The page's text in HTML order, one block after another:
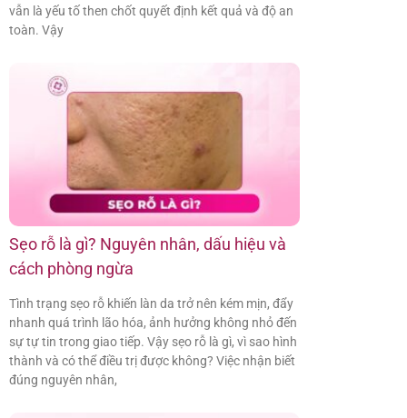
vẫn là yếu tố then chốt quyết định kết quả và độ an
toàn. Vậy
Sẹo rỗ là gì? Nguyên nhân, dấu hiệu và
cách phòng ngừa
Tình trạng sẹo rỗ khiến làn da trở nên kém mịn, đẩy
nhanh quá trình lão hóa, ảnh hưởng không nhỏ đến
sự tự tin trong giao tiếp. Vậy sẹo rỗ là gì, vì sao hình
thành và có thể điều trị được không? Việc nhận biết
đúng nguyên nhân,